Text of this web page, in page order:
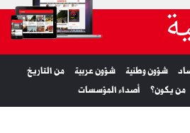
شؤون وطنية شؤون عربية
من التاريخ
من يكون؟ أصداء المؤسسات